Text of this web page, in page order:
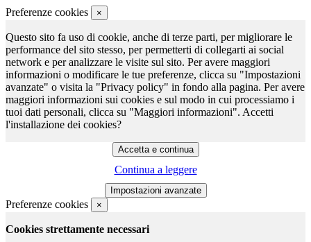
Preferenze cookies ×
Questo sito fa uso di cookie, anche di terze parti, per migliorare le
performance del sito stesso, per permetterti di collegarti ai social
network e per analizzare le visite sul sito. Per avere maggiori
informazioni o modificare le tue preferenze, clicca su "Impostazioni
avanzate" o visita la "Privacy policy" in fondo alla pagina. Per avere
maggiori informazioni sui cookies e sul modo in cui processiamo i
tuoi dati personali, clicca su "Maggiori informazioni". Accetti
l'installazione dei cookies?
Continua a leggere
Preferenze cookies ×
Cookies strettamente necessari